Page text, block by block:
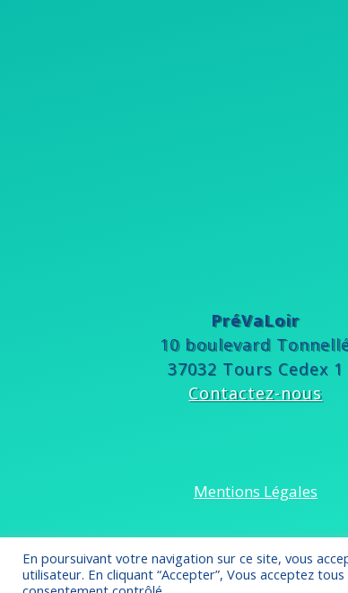
PréVaLoir
10 boulevard
37032 Tours Cedex 1
Contactez-nous
Mentions Légales
En poursuivant votre navigation sur ce site, vous
utilisateur. En cliquant “Accepter”, Vous acceptez